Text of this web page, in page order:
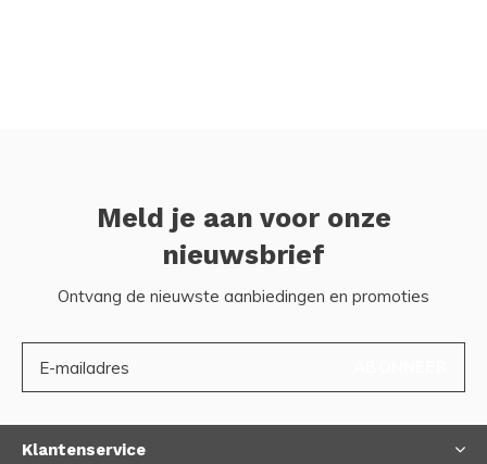
Meld je aan voor onze
nieuwsbrief
Ontvang de nieuwste aanbiedingen en promoties
Klantenservice